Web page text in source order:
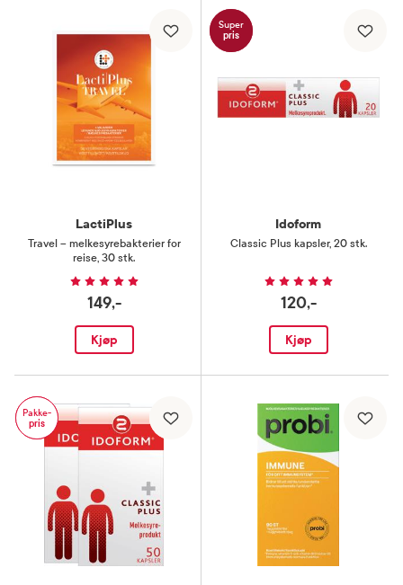
LactiPlus
Travel – melkesyrebakterier for
reise, 30 stk.
149,-
Kjøp
Super
pris
Idoform
Classic Plus kapsler, 20 stk.
120,-
Kjøp
Pakke-
pris